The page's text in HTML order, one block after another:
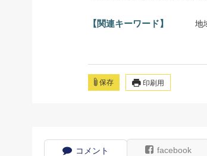
【関連キーワード】 地
保存 印刷用
コメント facebook